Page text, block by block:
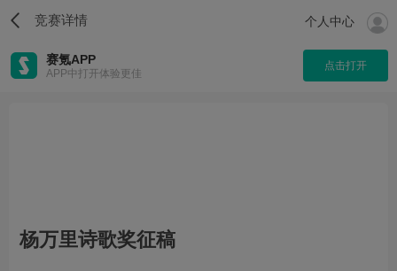
竞赛详情 个人中心
赛氪APP
APP中打开体验更佳
点击打开
杨万里诗歌奖征稿